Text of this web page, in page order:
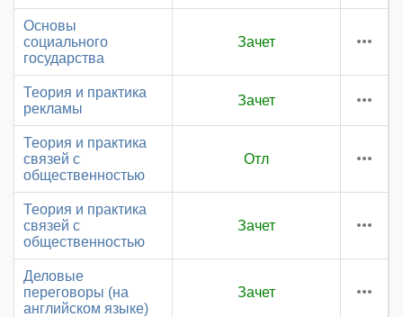
Основы
социального
государства
Зачет
Теория и практика
рекламы
Зачет
Теория и практика
связей с
общественностью
Отл
Теория и практика
связей с
общественностью
Зачет
Деловые
переговоры (на
английском языке)
Зачет